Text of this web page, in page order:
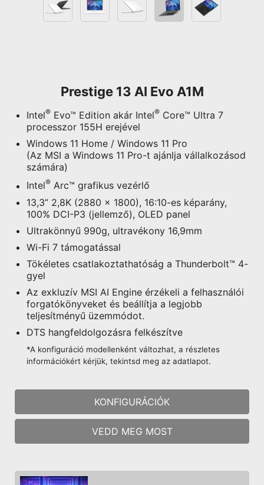
Prestige 13 AI Evo A1M
Intel® Evo™ Edition akár Intel® Core™ Ultra 7
processzor 155H erejével
Windows 11 Home / Windows 11 Pro
(Az MSI a Windows 11 Pro-t ajánlja vállalkozásod
számára)
Intel® Arc™ grafikus vezérlő
13,3” 2,8K (2880 x 1800), 16:10-es képarány,
100% DCI-P3 (jellemző), OLED panel
Ultrakönnyű 990g, ultravékony 16,9mm
Wi-Fi 7 támogatással
Tökéletes csatlakoztathatóság a Thunderbolt™ 4-
gyel
Az exkluzív MSI AI Engine érzékeli a felhasználói
forgatókönyveket és beállítja a legjobb
teljesítményű üzemmódot.
DTS hangfeldolgozásra felkészítve
*A konfiguráció modellenként változhat, a részletes
információkért kérjük, tekintsd meg az adatlapot.
KONFIGURÁCIÓK
VEDD MEG MOST